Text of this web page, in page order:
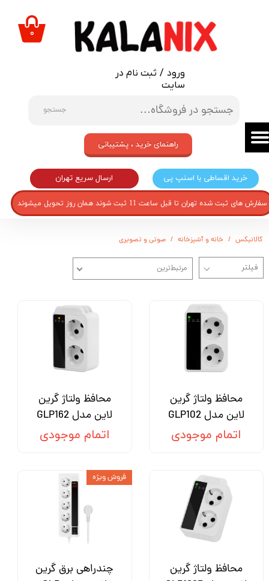
جستجو
ورود / ثبت نام در
سایت
حساب کاربری من
تغییر گذر واژه
خروج از حساب کاربری
۰
خرید اقساطی با اسنپ پی ارسال سریع تهران
راهنمای خرید ، پشتیبانی
سفارش های ثبت شده تهران تا قبل ساعت 11 ثبت شوند همان روز تحویل میشوند
کالانیکس خانه و آشپزخانه صوتی و تصویری
مرتبط‌ترین
محافظ ولتاژ گرین
لاین مدل GLP102
اتمام موجودی
محافظ ولتاژ گرین
لاین مدل GLP162
اتمام موجودی
محافظ ولتاژ گرین
چندراهی برق گرین
فروش ویژه